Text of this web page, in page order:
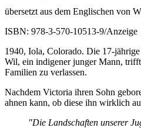
übersetzt aus dem Englischen von
ISBN: 978-3-570-10513-9/Anzeige
1940, Iola, Colorado. Die 17-
Wil, ein indigener junger Mann,
Familien zu verlassen.
Nachdem Victoria ihren Sohn
ahnen kann, ob diese ihn wirklich
"Die Landschaften unserer